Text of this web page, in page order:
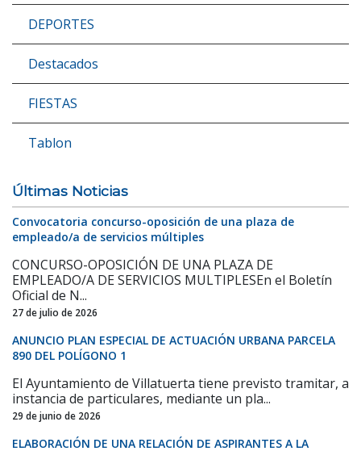
DEPORTES
Destacados
FIESTAS
Tablon
Últimas Noticias
Convocatoria concurso-oposición de una plaza de
empleado/a de servicios múltiples
CONCURSO-OPOSICIÓN DE UNA PLAZA DE
EMPLEADO/A DE SERVICIOS MULTIPLESEn el Boletín
Oficial de N...
27 de julio de 2026
ANUNCIO PLAN ESPECIAL DE ACTUACIÓN URBANA PARCELA
890 DEL POLÍGONO 1
El Ayuntamiento de Villatuerta tiene previsto tramitar, a
instancia de particulares, mediante un pla...
29 de junio de 2026
ELABORACIÓN DE UNA RELACIÓN DE ASPIRANTES A LA